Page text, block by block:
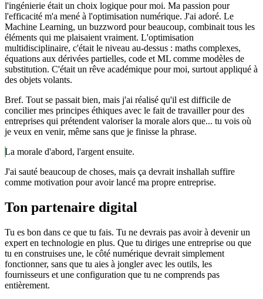
l'ingénierie était un choix logique pour moi. Ma passion pour
l'efficacité m'a mené à l'optimisation numérique. J'ai adoré. Le
Machine Learning, un buzzword pour beaucoup, combinait tous les
éléments qui me plaisaient vraiment. L'optimisation
multidisciplinaire, c'était le niveau au-dessus : maths complexes,
équations aux dérivées partielles, code et ML comme modèles de
substitution. C'était un rêve académique pour moi, surtout appliqué à
des objets volants.
Bref. Tout se passait bien, mais j'ai réalisé qu'il est difficile de
concilier mes principes éthiques avec le fait de travailler pour des
entreprises qui prétendent valoriser la morale alors que... tu vois où
je veux en venir, même sans que je finisse la phrase.
La morale d'abord, l'argent ensuite.
J'ai sauté beaucoup de choses, mais ça devrait inshallah suffire
comme motivation pour avoir lancé ma propre entreprise.
Ton partenaire digital
Tu es bon dans ce que tu fais. Tu ne devrais pas avoir à devenir un
expert en technologie en plus. Que tu diriges une entreprise ou que
tu en construises une, le côté numérique devrait simplement
fonctionner, sans que tu aies à jongler avec les outils, les
fournisseurs et une configuration que tu ne comprends pas
entièrement.